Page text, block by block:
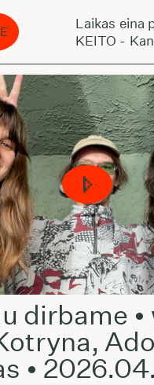
Laikas eina
KEITO -
dirbame
•